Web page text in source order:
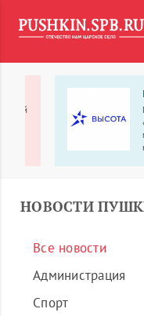
НОВОСТИ
Все новости
Администрация
Спорт